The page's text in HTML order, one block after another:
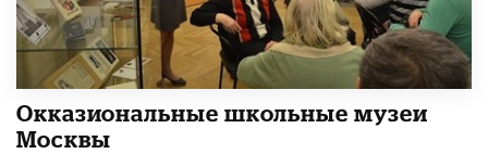
​Окказиональные школьные музеи
Москвы